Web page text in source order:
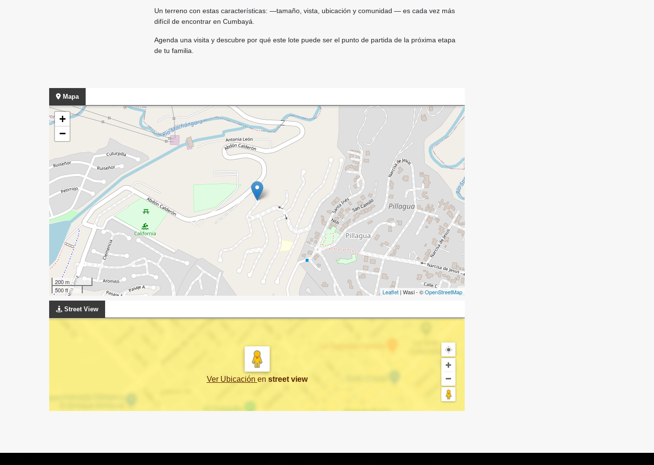
Un terreno con estas características: —tamaño, vista, ubicación y comunidad — es cada vez más
difícil de encontrar en Cumbayá.
Agenda una visita y descubre por qué este lote puede ser el punto de partida de la próxima etapa
de tu familia.
Mapa
+
−
200 m
500 ft
Leaflet | Wasi - ©OpenStreetMap
Street View
Ver Ubicación en street view